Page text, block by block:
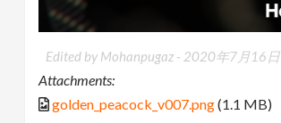
Edited by Mohanpugaz - 2020年7月16
Attachments:
golden_peacock_v007.png(1.1 MB)